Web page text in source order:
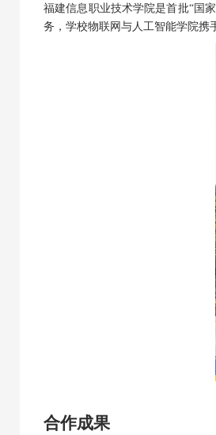
福建信息职业技术学院是首批“国
务，学校物联网与人工智能学院携
合作成果